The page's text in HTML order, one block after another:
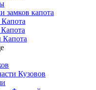
замков капота
Кузовов